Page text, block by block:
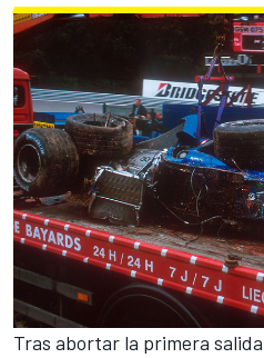
Tras abortar la primera